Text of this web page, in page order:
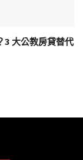
3 大公教房貸替代